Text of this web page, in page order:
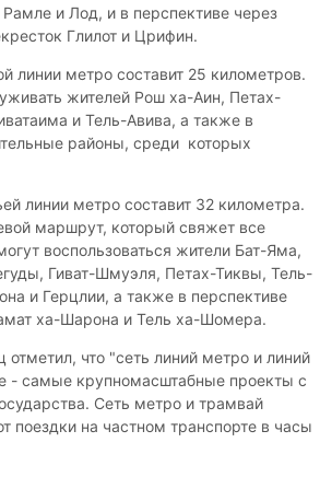
и Лод, и в перспективе через
Глилот и Црифин.
линии метро составит 25 километров.
жителей Рош ха-Аин, Петах-
и Тель-Авива, а также в
районы, среди которых
линии метро составит 32 километра.
маршрут, который свяжет все
воспользоваться жители Бат-Яма,
Гиват-Шмуэля, Петах-Тиквы, Тель-
и Герцлии, а также в перспективе
ха-Шарона и Тель ха-Шомера.
что "сеть линий метро и линий
- самые крупномасштабные проекты с
Сеть метро и трамвай
поездки на частном транспорте в часы